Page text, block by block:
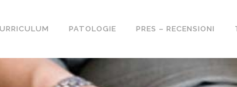
PATOLOGIE PRES – RECENSIONI